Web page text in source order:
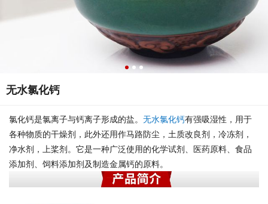
无水氯化钙
氯化钙是氯离子与钙离子形成的盐。 无水氯化钙有强吸湿性，用于
各种物质的干燥剂，此外还用作马路防尘，土质改良剂，冷冻剂，
净水剂，上桨剂。它是一种广泛使用的化学试剂、医药原料、食品
添加剂、饲料添加剂及制造金属钙的原料。